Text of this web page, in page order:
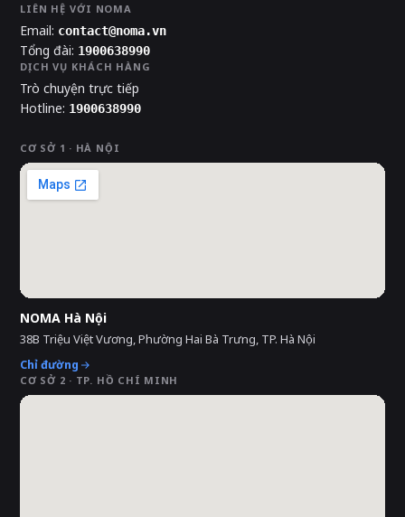
LIÊN HỆ VỚI NOMA
Email: contact@noma.vn
Tổng đài: 1900638990
DỊCH VỤ KHÁCH HÀNG
Trò chuyện trực tiếp
Hotline: 1900638990
CƠ SỞ 1 · HÀ NỘI
NOMA Hà Nội
38B Triệu Việt Vương, Phường Hai Bà Trưng, TP. Hà Nội
Chỉ đường
CƠ SỞ 2 · TP. HỒ CHÍ MINH